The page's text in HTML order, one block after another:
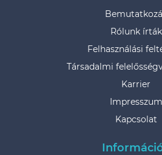
Rólunk írták
Felhasználási
Társadalmi
Karrier
Impresszum
Kapcsolat